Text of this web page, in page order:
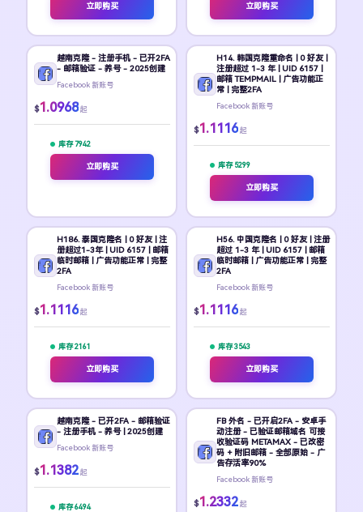
立即购买 立即购买
越南克隆 - 注册手机 - 已开2FA
- 邮箱验证 - 养号 - 2025创建
Facebook 新账号
$1.0968 起
库存 7942
立即购买
H14. 韩国克隆重命名 | 0 好友 |
注册超过 1-3 年 | UID 6157 |
邮箱 TEMPMAIL | 广告功能正
常 | 完整2FA
Facebook 新账号
$1.1116 起
库存 5299
立即购买
H186. 泰国克隆名 | 0 好友 | 注
册超过1-3年 | UID 6157 | 邮箱
临时邮箱 | 广告功能正常 | 完整
2FA
Facebook 新账号
$1.1116 起
库存 2161
立即购买
H56. 中国克隆名 | 0 好友 | 注册
超过 1-3 年 | UID 6157 | 邮箱
临时邮箱 | 广告功能正常 | 完整
2FA
Facebook 新账号
$1.1116 起
库存 3543
立即购买
越南克隆 - 已开2FA - 邮箱验证
- 注册手机 - 养号 | 2025创建
Facebook 新账号
$1.1382 起
库存 6494
FB 外名 - 已开启2FA - 安卓手
动注册 - 已验证邮箱域名 可接
收验证码 METAMAX - 已改密
码 + 附旧邮箱 - 全部原始 - 广
告存活率90%
Facebook 新账号
$1.2332 起